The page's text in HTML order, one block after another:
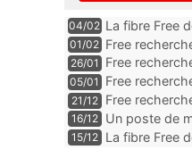
04/02 La fibre Free
01/02 Free
Alpes-
26/01
Free
Vaucluse
05/01 Free
21/12
Free
des
16/12
Un poste de
Alpes-
15/12 La fibre Free